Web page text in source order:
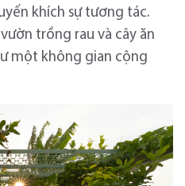
khích sự tương tác.
trồng rau và cây ăn
một không gian cộng